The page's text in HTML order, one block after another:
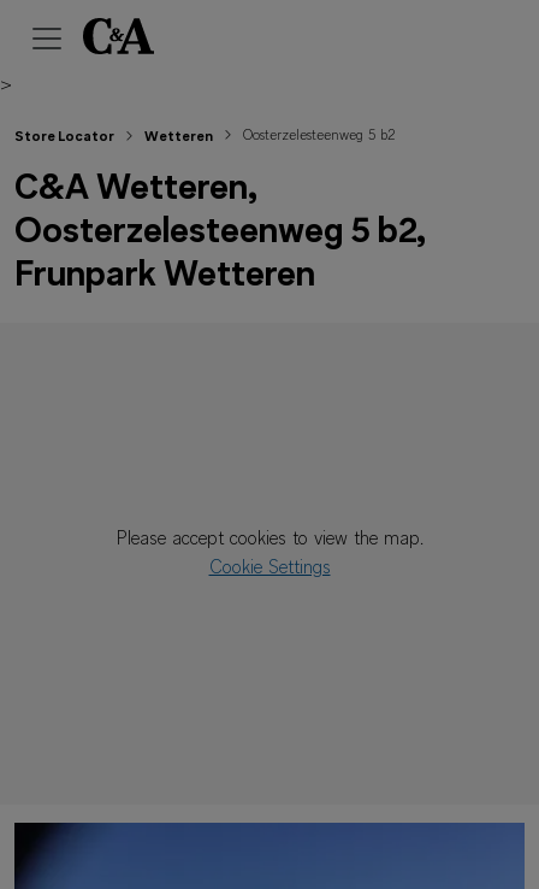
>
Please accept cookies to view the map.
Cookie Settings
Store Locator Wetteren Oosterzelesteenweg 5 b2
C&A Wetteren,
Oosterzelesteenweg 5 b2,
Frunpark Wetteren